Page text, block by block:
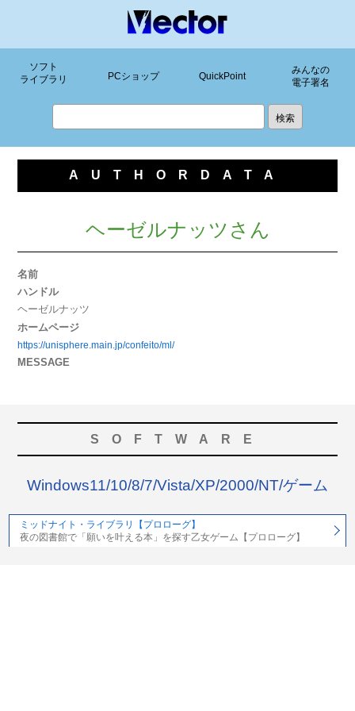
ソフト
ライブラリ
PCショップ QuickPoint
みんなの
電子署名
AUTHORDATA
ヘーゼルナッツさん
名前
ハンドル
ヘーゼルナッツ
ホームページ
https://unisphere.main.jp/confeito/ml/
MESSAGE
SOFTWARE
Windows11/10/8/7/Vista/XP/2000/NT/ゲーム
ミッドナイト・ライブラリ【プロローグ】
夜の図書館で「願いを叶える本」を探す乙女ゲーム【プロローグ】